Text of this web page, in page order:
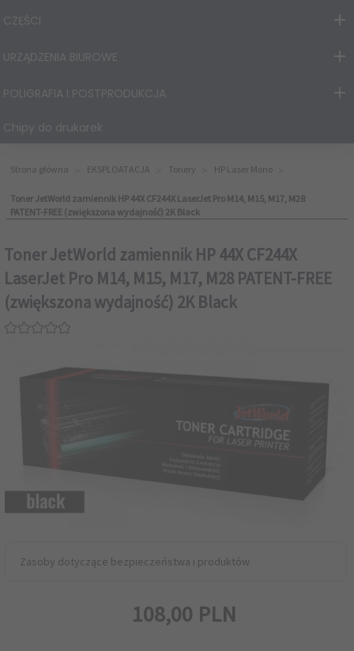
CZĘŚCI
URZĄDZENIA BIUROWE
POLIGRAFIA I POSTPRODUKCJA
Chipy do drukarek
Strona główna EKSPLOATACJA Tonery HP Laser Mono
Toner JetWorld zamiennik HP 44X CF244X LaserJet Pro M14, M15, M17, M28
PATENT-FREE (zwiększona wydajność) 2K Black
Toner JetWorld zamiennik HP 44X CF244X
LaserJet Pro M14, M15, M17, M28 PATENT-FREE
(zwiększona wydajność) 2K Black
Zasoby dotyczące bezpieczeństwa i produktów
108,00 PLN